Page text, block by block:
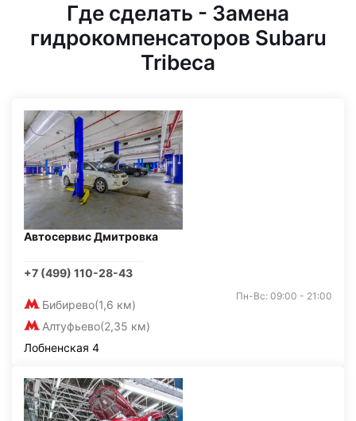
Где сделать - Замена
гидрокомпенсаторов Subaru
Tribeca
Автосервис Дмитровка
+7 (499) 110-28-43
Бибирево(1,6 км)
Алтуфьево(2,35 км)
Пн-Вс: 09:00 - 21:00
Лобненская 4